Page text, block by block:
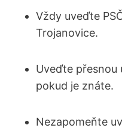
Vždy uveďte
Trojanovice.
Uveďte přesnou
pokud je znáte.
Nezapomeňte